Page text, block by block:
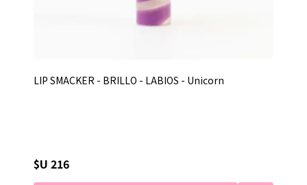
LIP SMACKER - BRILLO - LABIOS - Unicorn
$U 216